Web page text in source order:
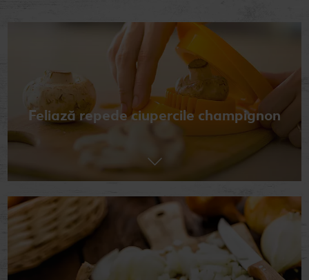
Feliază repede ciupercile champignon